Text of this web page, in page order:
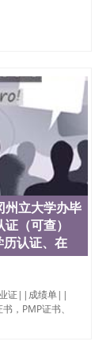
、在读证
立大学办毕
（可查）
认证、在
业证||成绩单||
，PMP证书、